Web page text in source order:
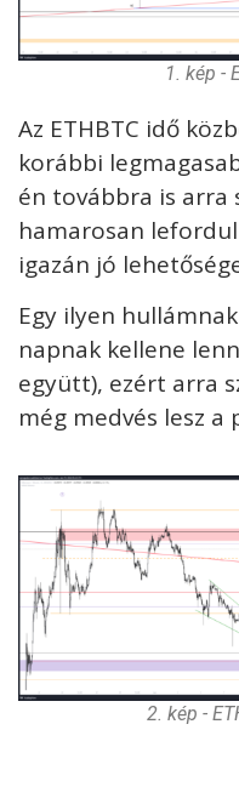
1. kép -
Az ETHBTC idő
korábbi
én továbbra is arra
hamarosan
igazán jó
Egy ilyen
napnak kellene
együtt), ezért arra
még medvés lesz a
2. kép -